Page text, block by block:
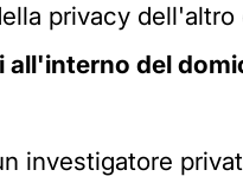
privacy dell'altro
del
investigatore